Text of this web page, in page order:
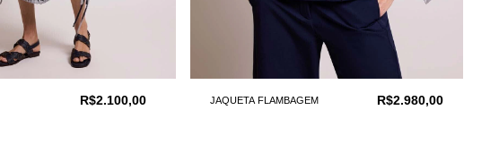
R$2.100,00 JAQUETA FLAMBAGEM R$2.980,00